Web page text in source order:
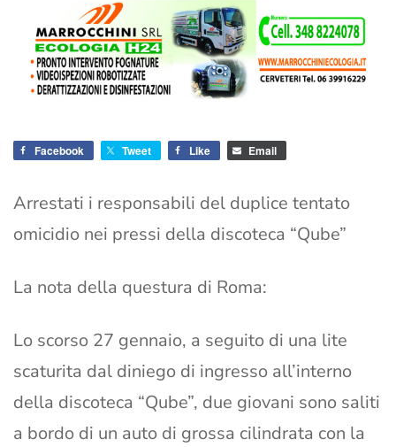
Facebook Tweet Like Email
Arrestati i responsabili del duplice tentato
omicidio nei pressi della discoteca “Qube”
La nota della questura di Roma:
Lo scorso 27 gennaio, a seguito di una lite
scaturita dal diniego di ingresso all’interno
della discoteca “Qube”, due giovani sono saliti
a bordo di un auto di grossa cilindrata con la